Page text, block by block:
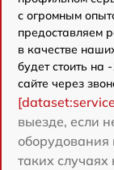
с огромным
предоставляем
в качестве
будет стоить
сайте через
выезде, если
оборудования
таких